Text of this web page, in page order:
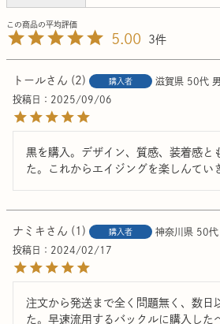
5.00 3
トール 2 購入者 滋賀県 50代
投稿日
2025/09/06
黒を購入。デザイン、質感、装着感と
た。これからエイジングを楽しんてい
ナミキ 1 購入者 神奈川県 50代
投稿日
2024/02/17
注文から発送まで全く問題無く、数日
た。早速流用するバックルに購入した